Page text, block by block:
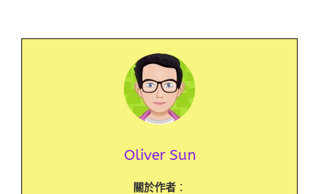
Oliver Sun
關於作者：